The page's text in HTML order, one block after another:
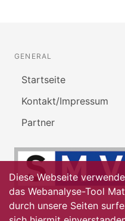
GENERAL
Startseite
Kontakt/Impressum
Partner
Diese Webseite
das Webanalyse-Tool
durch unsere Seiten